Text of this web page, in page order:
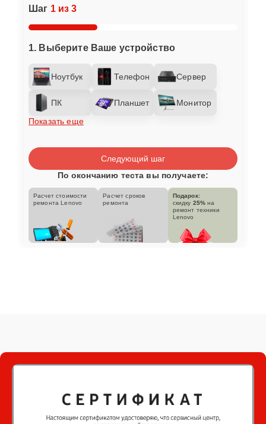
Шаг 1 из 3
1. Выберите Ваше устройство
Ноутбук Телефон Сервер
ПК Планшет
Монитор
Показать еще
Следующий шаг
По окончанию теста вы получаете:
Расчет стоимости
ремонта Lenovo
Расчет сроков
ремонта
Подарок:
скидку 25% на
ремонт техники
Lenovo